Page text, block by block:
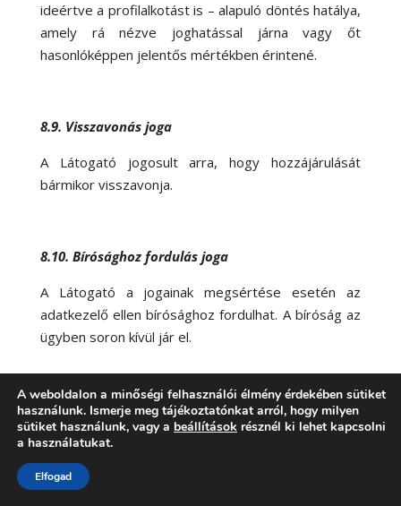
ideértve a profilalkotást is – alapuló döntés hatálya,
amely rá nézve joghatással járna vagy őt
hasonlóképpen jelentős mértékben érintené.
8.9. Visszavonás joga
A Látogató jogosult arra, hogy hozzájárulását
bármikor visszavonja.
8.10. Bírósághoz fordulás joga
A Látogató a jogainak megsértése esetén az
adatkezelő ellen bírósághoz fordulhat. A bíróság az
ügyben soron kívül jár el.
8.11. Adatvédelmi hatósági eljárás
Panasszal a Nemzeti Adatvédelmi és
Információszabadság Hatóságnál lehet élni: Név:
Nemzeti Adatvédelmi és Információszabadság
A weboldalon a minőségi felhasználói élmény érdekében sütiket
használunk. Ismerje meg tájékoztatónkat arról, hogy milyen
sütiket használunk, vagy a beállítások résznél ki lehet kapcsolni
a használatukat.
Elfogad